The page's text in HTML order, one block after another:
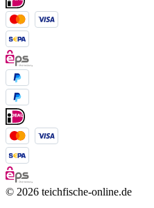
© 2026 teichfische-online.de